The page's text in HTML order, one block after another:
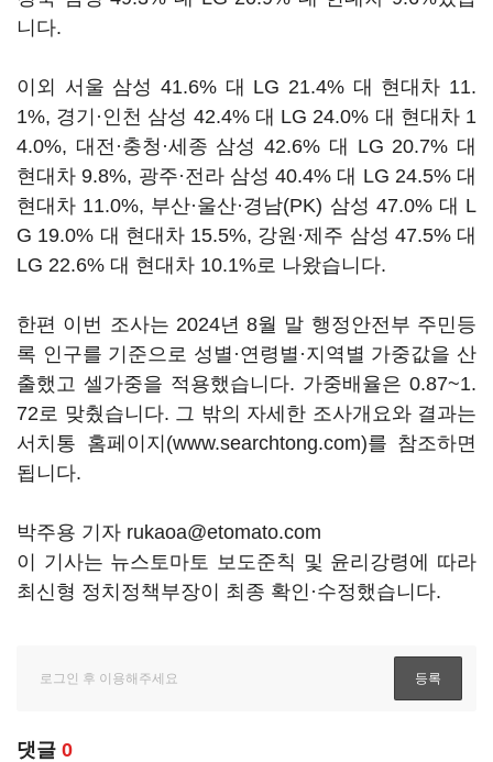
니다.
이외 서울 삼성 41.6% 대 LG 21.4% 대 현대차 11.
1%, 경기·인천 삼성 42.4% 대 LG 24.0% 대 현대차 1
4.0%, 대전·충청·세종 삼성 42.6% 대 LG 20.7% 대
현대차 9.8%, 광주·전라 삼성 40.4% 대 LG 24.5% 대
현대차 11.0%, 부산·울산·경남(PK) 삼성 47.0% 대 L
G 19.0% 대 현대차 15.5%, 강원·제주 삼성 47.5% 대
LG 22.6% 대 현대차 10.1%로 나왔습니다.
한편 이번 조사는 2024년 8월 말 행정안전부 주민등
록 인구를 기준으로 성별·연령별·지역별 가중값을 산
출했고 셀가중을 적용했습니다. 가중배율은 0.87~1.
72로 맞췄습니다. 그 밖의 자세한 조사개요와 결과는
서치통 홈페이지(www.searchtong.com)를 참조하면
됩니다.
박주용 기자 rukaoa@etomato.com
이 기사는 뉴스토마토 보도준칙 및 윤리강령에 따라
최신형 정치정책부장이 최종 확인·수정했습니다.
댓글 0